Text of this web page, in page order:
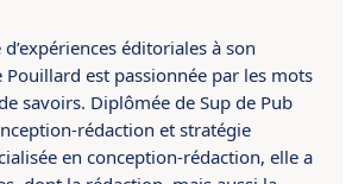
éditoriales à son
est passionnée par les mots
savoirs. Diplômée de Sup de Pub
rédaction et stratégie
en conception-rédaction, elle a